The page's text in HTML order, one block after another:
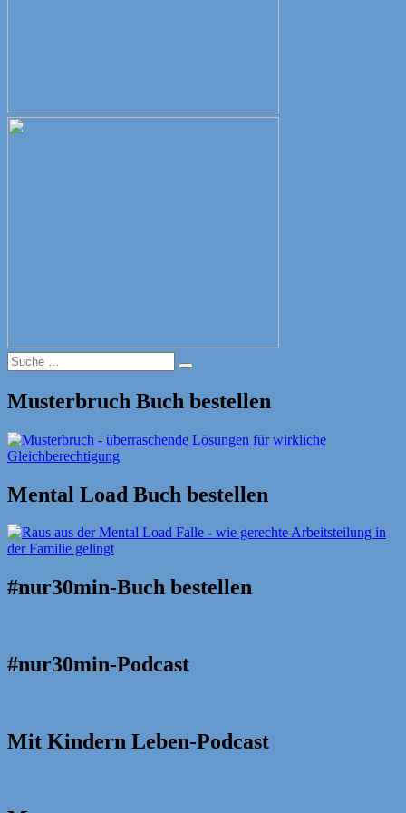
Suche
nach:
Suche
Musterbruch Buch bestellen
Mental Load Buch bestellen
#nur30min-Buch bestellen
#nur30min-Podcast
Mit Kindern Leben-Podcast